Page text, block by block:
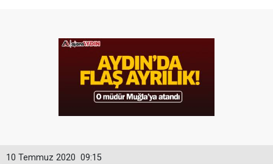
09:15
10 Temmuz 2020